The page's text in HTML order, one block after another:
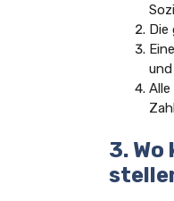
Die
3.